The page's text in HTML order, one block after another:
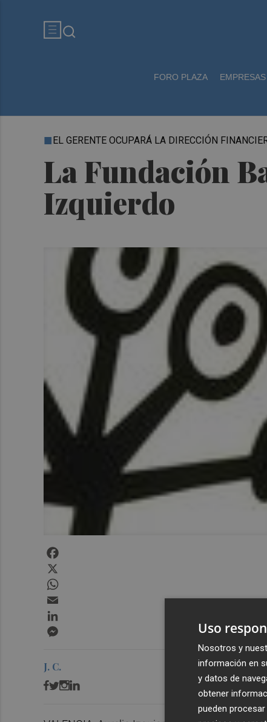
FORO PLAZA EMPRESAS
La Fundación
Izquierdo
EL GERENTE OCUPARÁ LA DIRECCIÓN
J. C.
Uso
Nosotros y
información en
y datos de
obtener
pueden